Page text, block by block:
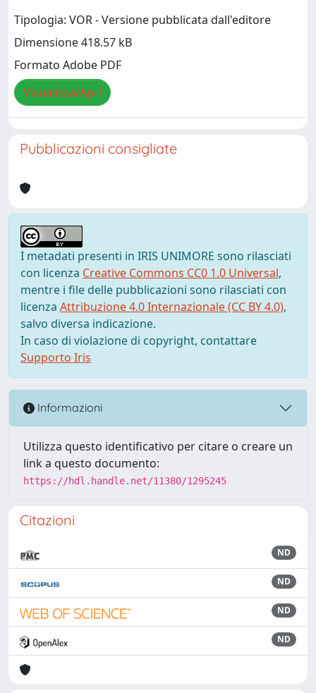
Tipologia: VOR - Versione pubblicata dall'editore
Dimensione 418.57 kB
Formato Adobe PDF
Visualizza/Apri
Pubblicazioni consigliate
I metadati presenti in IRIS UNIMORE sono rilasciati
con licenza Creative Commons CC0 1.0 Universal,
mentre i file delle pubblicazioni sono rilasciati con
licenza Attribuzione 4.0 Internazionale (CC BY 4.0),
salvo diversa indicazione.
In caso di violazione di copyright, contattare
Supporto Iris
Informazioni
Utilizza questo identificativo per citare o creare un
link a questo documento:
https://hdl.handle.net/11380/1295245
Citazioni
ND
ND
ND
ND